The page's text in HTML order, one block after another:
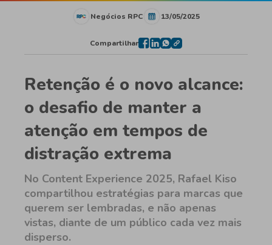
Negócios RPC 13/05/2025
Compartilhar
Retenção é o novo alcance:
o desafio de manter a
atenção em tempos de
distração extrema
No Content Experience 2025, Rafael Kiso
compartilhou estratégias para marcas que
querem ser lembradas, e não apenas
vistas, diante de um público cada vez mais
disperso.